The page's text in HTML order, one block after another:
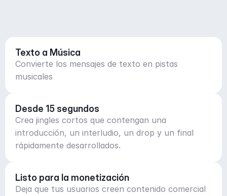
Texto a Música
Convierte los mensajes de texto en pistas
musicales
Desde 15 segundos
Crea jingles cortos que contengan una
introducción, un interludio, un drop y un final
rápidamente desarrollados.
Listo para la monetización
Deja que tus usuarios creen contenido comercial